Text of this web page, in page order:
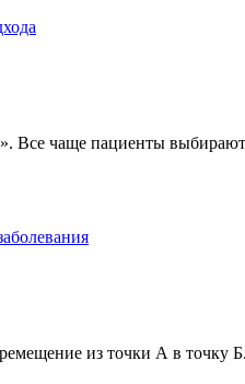
Все чаще пациенты
из точки А в точку